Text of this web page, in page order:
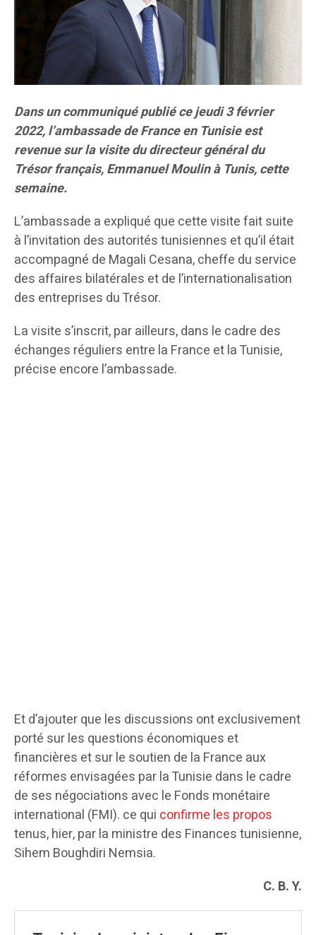
Dans un communiqué publié ce jeudi 3 février
2022, l’ambassade de France en Tunisie est
revenue sur la visite du directeur général du
Trésor français, Emmanuel Moulin à Tunis, cette
semaine.
L’ambassade a expliqué que cette visite fait suite
à l’invitation des autorités tunisiennes et qu’il était
accompagné de Magali Cesana, cheffe du service
des affaires bilatérales et de l’internationalisation
des entreprises du Trésor.
La visite s’inscrit, par ailleurs, dans le cadre des
échanges réguliers entre la France et la Tunisie,
précise encore l’ambassade.
Et d’ajouter que les discussions ont exclusivement
porté sur les questions économiques et
financières et sur le soutien de la France aux
réformes envisagées par la Tunisie dans le cadre
de ses négociations avec le Fonds monétaire
international (FMI). ce qui confirme les propos
tenus, hier, par la ministre des Finances tunisienne,
Sihem Boughdiri Nemsia.
C. B. Y.